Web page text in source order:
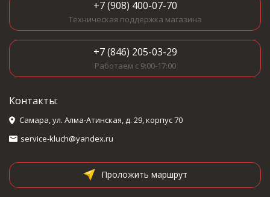
+7 (908) 400-07-70
Техническая поддержка магазина
+7 (846) 205-03-29
Работаем с 9:00-17:00
Контакты:
Самара, ул. Алма-Атинская, д. 29, корпус 70
service-kluch@yandex.ru
Проложить маршрут